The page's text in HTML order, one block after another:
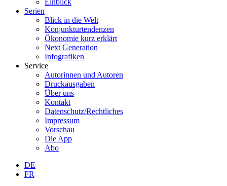
Einblick
Serien
Blick in die Welt
Konjunkturtendenzen
Ökonomie kurz erklärt
Next Generation
Infografiken
Service
Autorinnen und Autoren
Druckausgaben
Über uns
Kontakt
Datenschutz/Rechtliches
Impressum
Vorschau
Die App
Abo
DE
FR